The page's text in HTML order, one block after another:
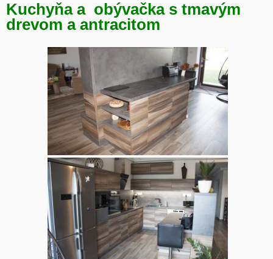
Kuchyňa a obývačka s tmavým
drevom a antracitom